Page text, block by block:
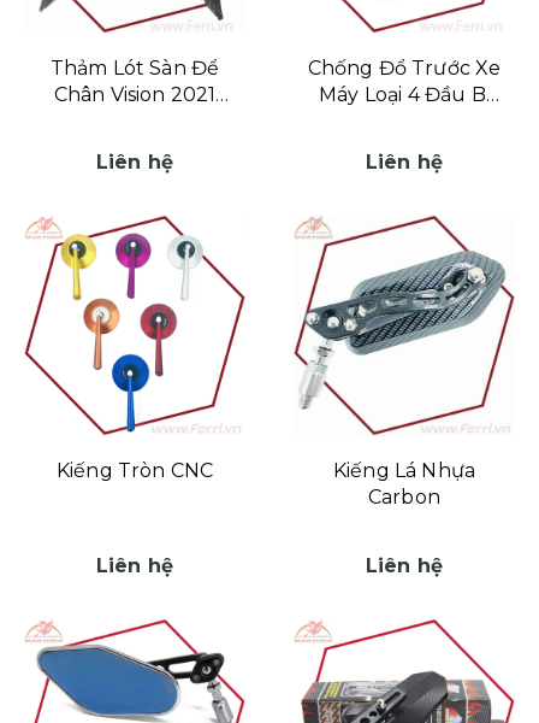
Thảm Lót Sàn Để
Chân Vision 2021
Liên hệ
Chống Đổ Trước Xe
Máy Loại 4 Đầu Bi
Liên hệ
Kiếng Tròn CNC
Liên hệ
Kiếng Lá Nhựa
Carbon
Liên hệ